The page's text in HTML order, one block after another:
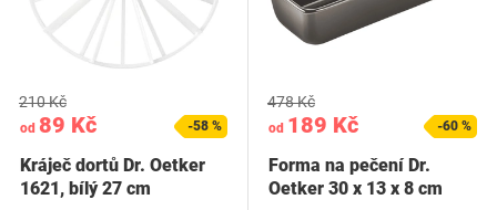
od 89 Kč
210 Kč
-58 %
Kráječ dortů Dr. Oetker
1621, bílý 27 cm
od 189 Kč
478 Kč
-60 %
Forma na pečení Dr.
Oetker 30 x 13 x 8 cm